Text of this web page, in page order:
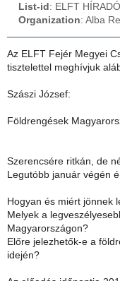
List-id : ELFT
Organization: Alba
Az ELFT Fejér Megyei
tisztelettel meghívjuk
Szászi József:
Földrengések
Szerencsére ritkán, de
Legutóbb január végén
Hogyan és miért jönnek
Melyek a
Magyarországon?
Előre jelezhetők-e a
idején?